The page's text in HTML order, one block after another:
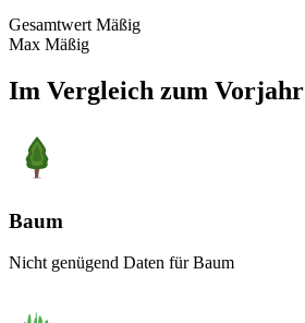
Gesamtwert Mäßig
Max Mäßig
Im Vergleich zum Vorjahr
Baum
Nicht genügend Daten für Baum